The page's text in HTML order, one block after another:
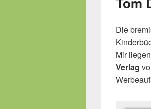
Die
Mir
Verlag